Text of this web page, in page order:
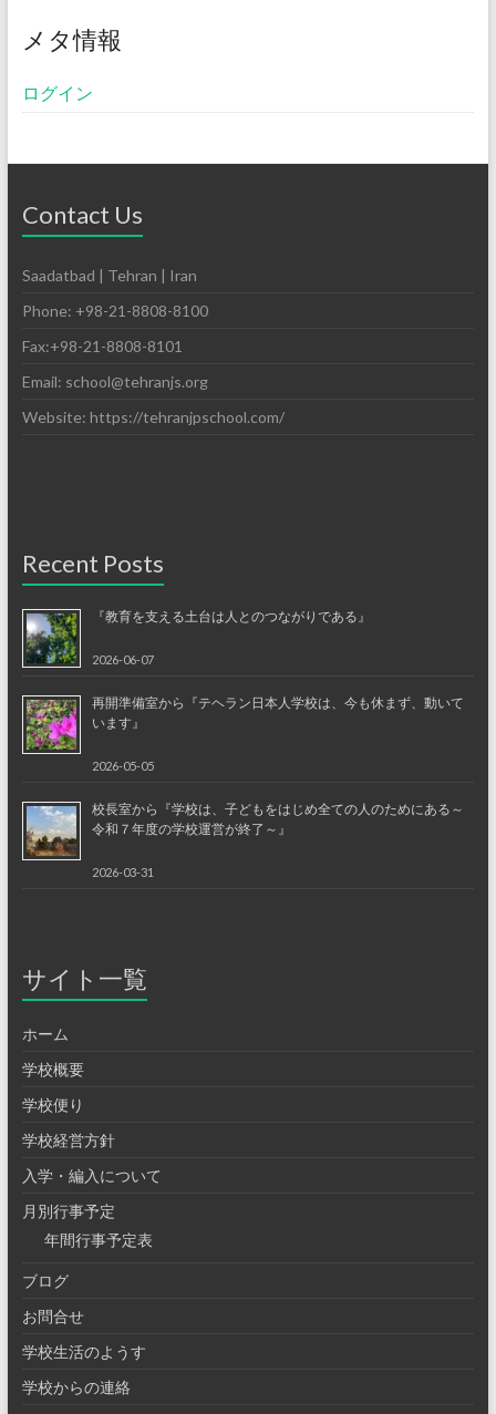
メタ情報
ログイン
Contact Us
Saadatbad | Tehran | Iran
Phone: +98-21-8808-8100
Fax:+98-21-8808-8101
Email: school@tehranjs.org
Website: https://tehranjpschool.com/
Recent Posts
『教育を支える土台は人とのつながりである』
2026-06-07
再開準備室から『テヘラン日本人学校は、今も休まず、動いて
います』
2026-05-05
校長室から『学校は、子どもをはじめ全ての人のためにある～
令和７年度の学校運営が終了～』
2026-03-31
サイト一覧
ホーム
学校概要
学校便り
学校経営方針
入学・編入について
月別行事予定
年間行事予定表
ブログ
お問合せ
学校生活のようす
学校からの連絡